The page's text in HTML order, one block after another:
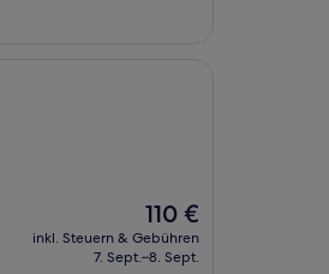
Der
Preis
beträgt
110 €
inkl. Steuern & Gebühren
7. Sept.–8. Sept.